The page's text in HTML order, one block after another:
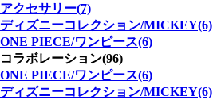
アクセサリー(7)
ディズニーコレクション/MICKEY(6)
ONE PIECE/ワンピース(6)
コラボレーション(96)
ONE PIECE/ワンピース(6)
ディズニーコレクション/MICKEY(6)